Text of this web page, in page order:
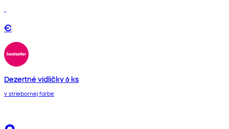
€
Dezertné vidličky 6 ks
v striebornej farbe